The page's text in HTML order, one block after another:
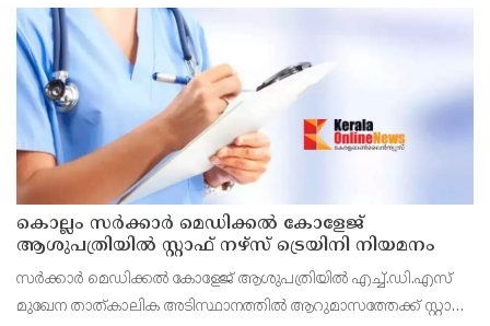
തോമസ്.
കൊല്ലം സർക്കാർ മെഡിക്കൽ കോളേജ്
ആശുപത്രിയിൽ സ്റ്റാഫ് നഴ്‌സ് ട്രെയിനി നിയമനം
സർക്കാർ മെഡിക്കൽ കോളേജ് ആശുപത്രിയിൽ എച്ച്.ഡി.എസ്
മുഖേന താത്കാലിക അടിസ്ഥാനത്തിൽ ആറുമാസത്തേക്ക് സ്റ്റാഫ്